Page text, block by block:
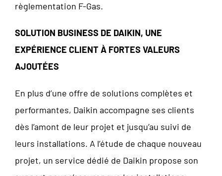
règlementation F-Gas.
SOLUTION BUSINESS DE DAIKIN, UNE
EXPÉRIENCE CLIENT À FORTES VALEURS
AJOUTÉES
En plus d’une offre de solutions complètes et
performantes, Daikin accompagne ses clients
dès l’amont de leur projet et jusqu’au suivi de
leurs installations. A l’étude de chaque nouveau
projet, un service dédié de Daikin propose son